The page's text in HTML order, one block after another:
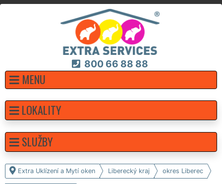
800 66 88 88
MENU
Extra Uklízení a Mytí oken Liberecký kraj okres Liberec
LOKALITY
SLUŽBY